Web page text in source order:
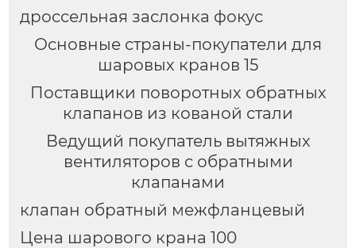
дроссельная заслонка фокус
Основные страны-покупатели для
шаровых кранов 15
Поставщики поворотных обратных
клапанов из кованой стали
Ведущий покупатель вытяжных
вентиляторов с обратными
клапанами
клапан обратный межфланцевый
Цена шарового крана 100